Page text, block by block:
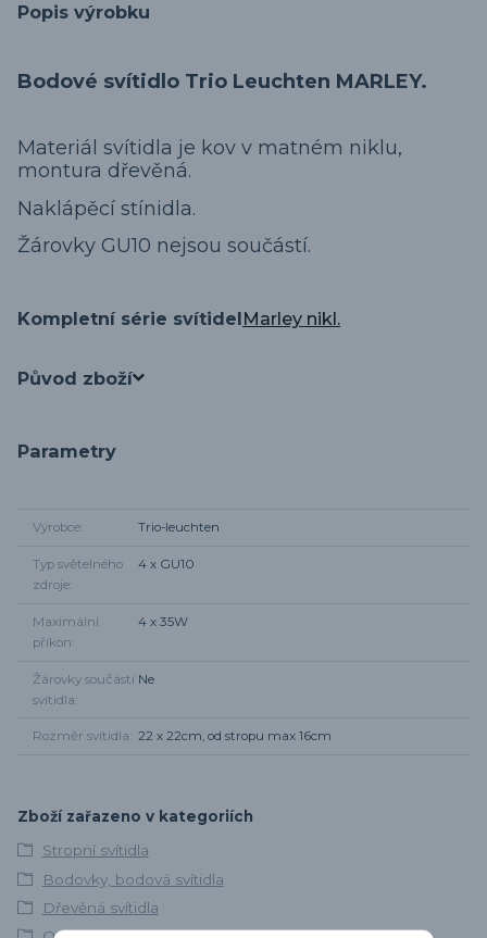
Popis výrobku
Bodové svítidlo Trio Leuchten MARLEY.
Materiál svítidla je kov v matném niklu,
montura dřevěná.
Naklápěcí stínidla.
Žárovky GU10 nejsou součástí.
Kompletní série svítidelMarley nikl.
Původ zboží
Parametry
Výrobce Trio-leuchten
Typ světelného
zdroje
4 x GU10
Maximální
příkon
4 x 35W
Žárovky součástí
svítidla
Ne
Rozměr svítidla 22 x 22cm, od stropu max 16cm
Zboží zařazeno v kategoriích
Stropní svítidla
Bodovky, bodová svítidla
Dřevěná svítidla